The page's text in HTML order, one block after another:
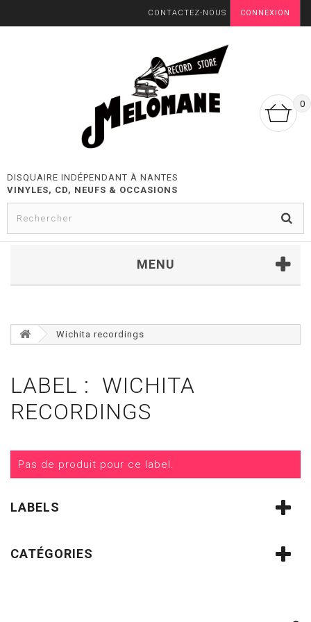
CONNEXION
CONTACTEZ-NOUS
0
DISQUAIRE INDÉPENDANT À NANTES
VINYLES, CD, NEUFS & OCCASIONS
MENU
Wichita recordings
LABEL : WICHITA
RECORDINGS
Pas de produit pour ce label.
LABELS
CATÉGORIES